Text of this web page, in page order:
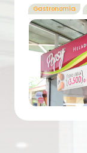
Gastronomía